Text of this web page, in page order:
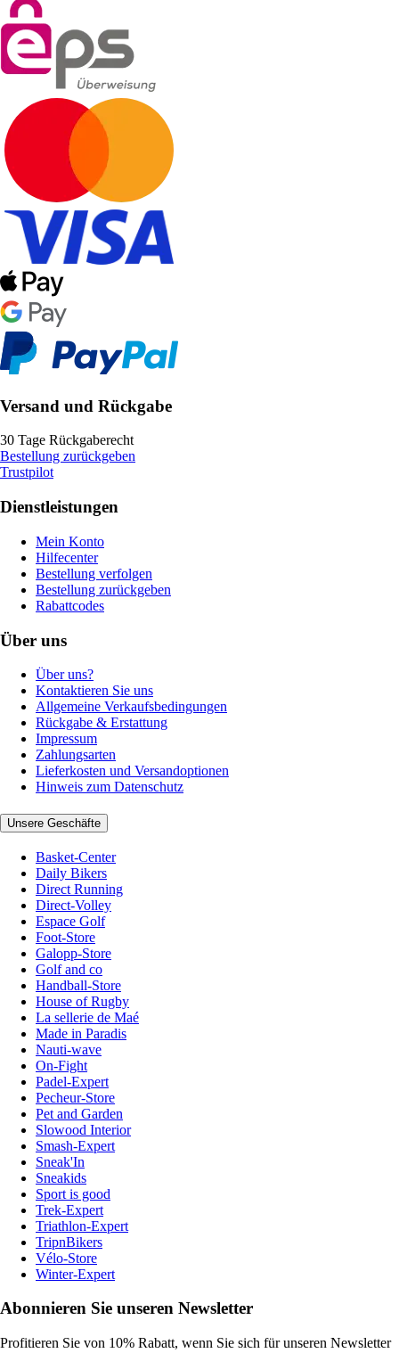
Versand und Rückgabe
30 Tage Rückgaberecht
Bestellung zurückgeben
Trustpilot
Dienstleistungen
Mein Konto
Hilfecenter
Bestellung verfolgen
Bestellung zurückgeben
Rabattcodes
Über uns
Über uns?
Kontaktieren Sie uns
Allgemeine Verkaufsbedingungen
Rückgabe & Erstattung
Impressum
Zahlungsarten
Lieferkosten und Versandoptionen
Hinweis zum Datenschutz
Unsere Geschäfte
Basket-Center
Daily Bikers
Direct Running
Direct-Volley
Espace Golf
Foot-Store
Galopp-Store
Golf and co
Handball-Store
House of Rugby
La sellerie de Maé
Made in Paradis
Nauti-wave
On-Fight
Padel-Expert
Pecheur-Store
Pet and Garden
Slowood Interior
Smash-Expert
Sneak'In
Sneakids
Sport is good
Trek-Expert
Triathlon-Expert
TripnBikers
Vélo-Store
Winter-Expert
Abonnieren Sie unseren Newsletter
Profitieren Sie von 10% Rabatt, wenn Sie sich für unseren Newsletter